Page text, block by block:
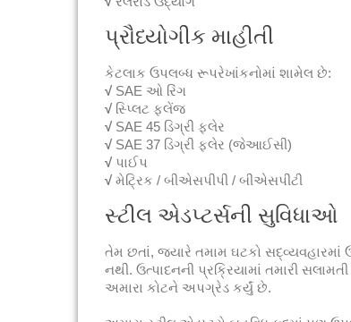
પ્રૌધ્યોગીક માહીતી
કેટલાક ઉપલબ્ધ રૂપરેખાંકનોમાં શામેલ છે:
√ SAE ઓ રિંગ
√ સ્પ્લિટ ફ્લેંજ
√ SAE 45 ડિગ્રી ફ્લેર
√ SAE 37 ડિગ્રી ફ્લેર (જેઆઈસી)
√ પાઈપ
√ મેટ્રિક / બીએસપીપી / બીએસપીટી
સ્ટીલ એડપ્ટર્સની સુવિધાઓ
તેમ છતાં, જ્યારે તમામ ઘટકો સદ્વ્યવહારમાં
નથી. ઉત્પાદનની પ્રક્રિયામાં તમારી
અમારા કોટને અપગ્રેડ કર્યું છે.